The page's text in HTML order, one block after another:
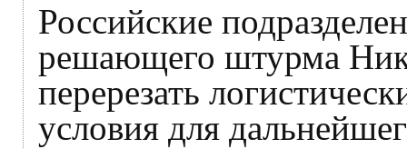
Российские
решающего штурма
перерезать
условия для